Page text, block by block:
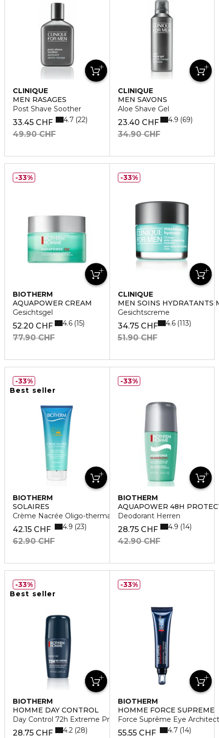
CLINIQUE
MEN RASAGES
Post Shave Soother
33.45 CHF
49.90 CHF
4.7 22
CLINIQUE
MEN SAVONS
Aloe Shave Gel
23.40 CHF
34.90 CHF
4.9 69
BIOTHERM
AQUAPOWER CREAM
Gesichtsgel
52.20 CHF
77.90 CHF
4.6 15
33%
CLINIQUE
MEN SOINS HYDRATANTS
Gesichtscreme
34.75 CHF
51.90 CHF
4.6 113
33%
Best seller
BIOTHERM
SOLAIRES
Crème Nacrée Oligo-thermale
42.15 CHF
62.90 CHF
4.9 23
33%
BIOTHERM
AQUAPOWER 48H
Deodorant Herren
28.75 CHF
42.90 CHF
4.9 14
33%
Best seller
BIOTHERM
HOMME DAY CONTROL
Day Control 72h Extreme Protect Roll-on
28.75 CHF
4.2 28
33%
BIOTHERM
HOMME FORCE SUPREME
Force Suprême Eye
55.55 CHF
4.7 14
33%